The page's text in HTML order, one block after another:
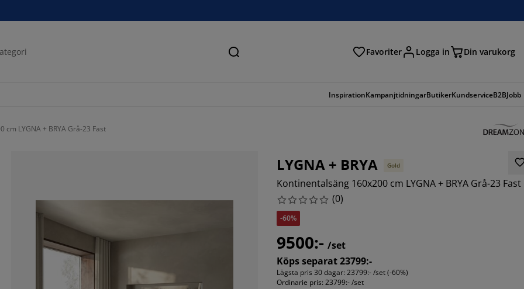
Sök Favoriter Logga in Din varukorg
InspirationKampanjtidningarButikerKundserviceB2BJobb
cm LYGNA + BRYA Grå-23 Fast
LYGNA + BRYA Gold
Kontinentalsäng 160x200 cm LYGNA + BRYA Grå-23 Fast
(0)
-60%
9500:- /set
Köps separat 23799:-
Lägsta pris 30 dagar: 23799:- /set (-60%)
Ordinarie pris: 23799:- /set